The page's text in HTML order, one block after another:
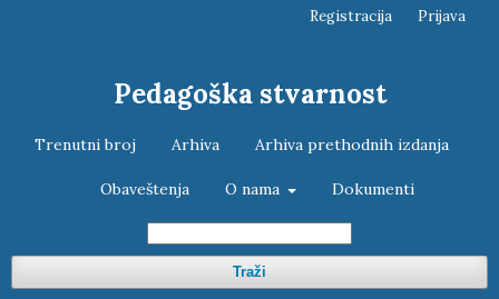
Pedagoška stvarnost
Trenutni broj Arhiva Arhiva prethodnih izdanja
Obaveštenja O nama Dokumenti
Traži
Registracija Prijava